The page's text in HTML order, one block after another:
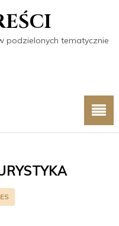
podzielonych tematycznie